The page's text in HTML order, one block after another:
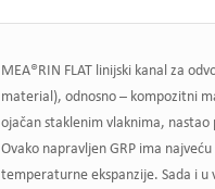
MEA®RIN FLAT linijski kanal za
material), odnosno – kompozitni
ojačan staklenim vlaknima,
Ovako napravljen GRP ima
temperaturne ekspanzije. Sada i